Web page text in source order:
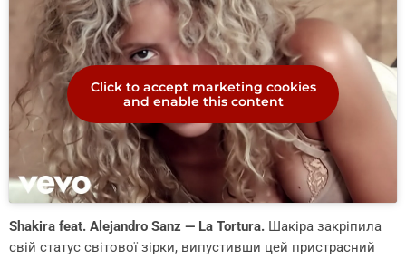
Click to accept marketing cookies
and enable this content
Shakira feat. Alejandro Sanz — La Tortura. Шакіра закріпила
свій статус світової зірки, випустивши цей пристрасний